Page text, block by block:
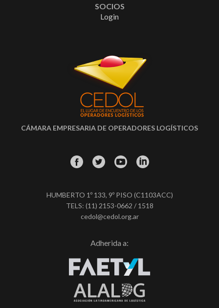
SOCIOS
Login
CÁMARA EMPRESARIA DE OPERADORES LOGÍSTICOS
HUMBERTO 1º 133, 9º PISO (C1103ACC)
TELS: (11) 2153-0662 / 1518
cedol@cedol.org.ar
Adherida a: